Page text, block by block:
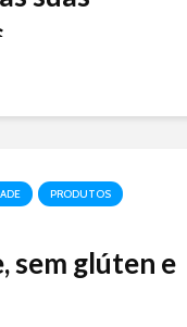
estão lisas, sem
a força da marca
PRODUTOS
sem glúten e